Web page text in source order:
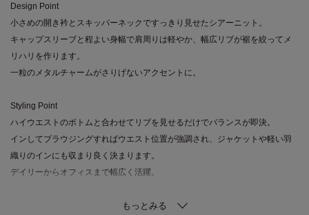
Design Point
小さめの開き衿とスキッパーネックですっきり見せたシアーニット。
キャップスリーブと程よい身幅で肩周りは軽やか、幅広リブが裾を絞ってメ
リハリを作ります。
一粒のメタルチャームがさりげないアクセントに。
Styling Point
ハイウエストのボトムと合わせてリブを見せるだけでバランスが即決。
インしてブラウジングすればウエスト位置が強調され、ジャケットや軽い羽
織りのインにも収まり良く決まります。
デイリーからオフィスまで幅広く活躍。